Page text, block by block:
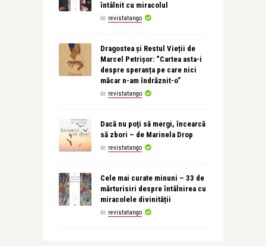
întâlnit cu miracolul
de revistatango
Dragostea și Restul Vieții de
Marcel Petrișor: “Cartea asta-i
despre speranța pe care nici
măcar n-am îndrăznit-o”
de revistatango
Dacă nu poţi să mergi, încearcă
să zbori – de Marinela Drop
de revistatango
Cele mai curate minuni – 33 de
mărturisiri despre întâlnirea cu
miracolele divinității
de revistatango